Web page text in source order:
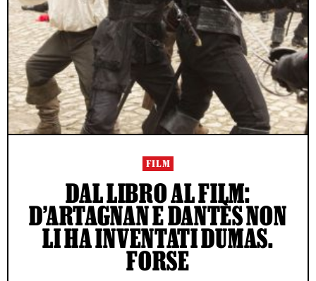
FILM
DAL LIBRO AL FILM:
D’ARTAGNAN E DANTÈS NON
LI HA INVENTATI DUMAS.
FORSE